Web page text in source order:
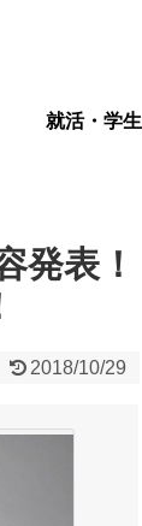
就活・学生
発表！
2018/10/29